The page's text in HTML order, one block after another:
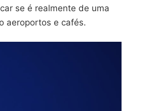
se é realmente de uma
aeroportos e cafés.